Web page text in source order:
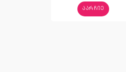
ᲐᲐᲠᲩᲘᲔ